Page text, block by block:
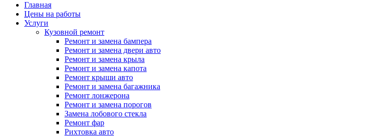
Главная
Цены на работы
Услуги
Кузовной ремонт
Ремонт и замена бампера
Ремонт и замена двери авто
Ремонт и замена крыла
Ремонт и замена капота
Ремонт крыши авто
Ремонт и замена багажника
Ремонт лонжерона
Ремонт и замена порогов
Замена лобового стекла
Ремонт фар
Рихтовка авто